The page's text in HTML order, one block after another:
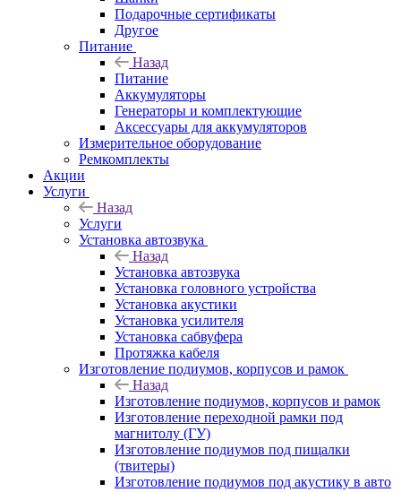
Подарочные сертификаты
Другое
Питание
Назад
Питание
Аккумуляторы
Генераторы и комплектующие
Аксессуары для аккумуляторов
Измерительное оборудование
Ремкомплекты
Акции
Услуги
Назад
Услуги
Установка автозвука
Назад
Установка автозвука
Установка головного устройства
Установка акустики
Установка усилителя
Установка сабвуфера
Протяжка кабеля
Изготовление подиумов, корпусов и рамок
Назад
Изготовление подиумов, корпусов и рамок
Изготовление переходной рамки под
магнитолу (ГУ)
Изготовление подиумов под пищалки
(твитеры)
Изготовление подиумов под акустику в авто